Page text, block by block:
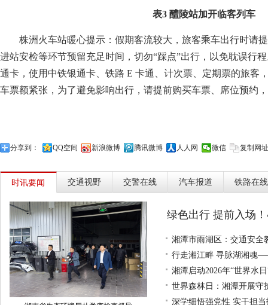
表3 醴陵站加开临客列车
株洲火车站暖心提示：假期客流较大，旅客乘车出行时请
进站安检等环节预留充足时间，切勿“踩点”出行，以免耽误行
通卡，使用中铁银通卡、铁路 E 卡通、计次票、定期票的旅客
车票额紧张，为了避免影响出行，请提前购买车票、席位预约
分享到： QQ空间 新浪微博 腾讯微博 人人网 微信 复制网址
时讯要闻 交通视野 交警在线 汽车报道 铁路在线
绿色出行 提前入场
湘潭市雨湖区：交通安全
行走湘江畔 寻脉湖湘魂
湘潭启动2026年“世界水
世界森林日：湘潭开展守
深学细悟强党性 实干担